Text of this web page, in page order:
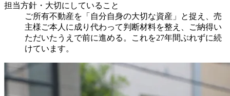
担当方針・大切にしていること
ご所有不動産を「自分自身の大切な資産」と捉え、売
主様ご本人に成り代わって判断材料を整え、ご納得い
ただいたうえで前に進める。これを27年間ぶれずに続
けています。